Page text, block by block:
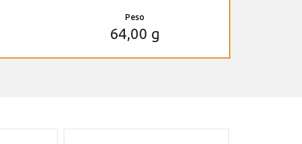
Peso
64,00 g